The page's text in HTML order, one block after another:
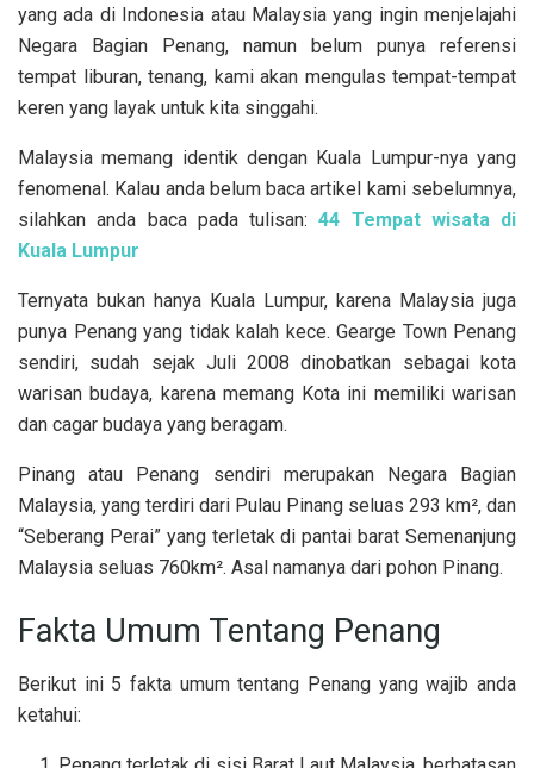
yang ada di Indonesia atau Malaysia yang ingin menjelajahi
Negara Bagian Penang, namun belum punya referensi
tempat liburan, tenang, kami akan mengulas tempat-tempat
keren yang layak untuk kita singgahi.
Malaysia memang identik dengan Kuala Lumpur-nya yang
fenomenal. Kalau anda belum baca artikel kami sebelumnya,
silahkan anda baca pada tulisan:44 Tempat wisata di
Kuala Lumpur
Ternyata bukan hanya Kuala Lumpur, karena Malaysia juga
punya Penang yang tidak kalah kece. Gearge Town Penang
sendiri, sudah sejak Juli 2008 dinobatkan sebagai kota
warisan budaya, karena memang Kota ini memiliki warisan
dan cagar budaya yang beragam.
Pinang atau Penang sendiri merupakan Negara Bagian
Malaysia, yang terdiri dari Pulau Pinang seluas 293 km², dan
“Seberang Perai” yang terletak di pantai barat Semenanjung
Malaysia seluas 760km². Asal namanya dari pohon Pinang.
Fakta Umum Tentang Penang
Berikut ini 5 fakta umum tentang Penang yang wajib anda
ketahui: